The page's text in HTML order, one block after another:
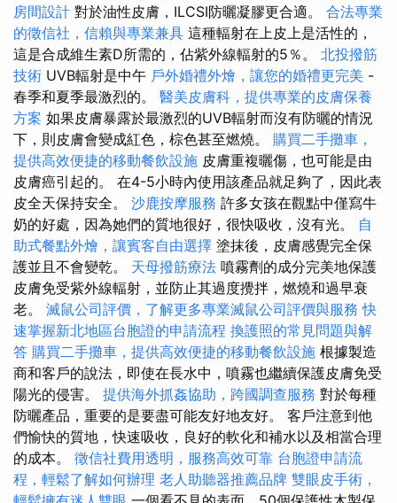
房間設計 對於油性皮膚，ILCSI防曬凝膠更合適。 合法專業
的徵信社，信賴與專業兼具 這種輻射在上皮上是活性的，
這是合成維生素D所需的，佔紫外線輻射的5％。 北投撥筋
技術 UVB輻射是中午 戶外婚禮外燴，讓您的婚禮更完美 -
春季和夏季最激烈的。 醫美皮膚科，提供專業的皮膚保養
方案 如果皮膚暴露於最激烈的UVB輻射而沒有防曬的情況
下，則皮膚會變成紅色，棕色甚至燃燒。 購買二手攤車，
提供高效便捷的移動餐飲設施 皮膚重複曬傷，也可能是由
皮膚癌引起的。 在4-5小時內使用該產品就足夠了，因此表
皮全天保持安全。 沙鹿按摩服務 許多女孩在觀點中僅寫牛
奶的好處，因為她們的質地很好，很快吸收，沒有光。 自
助式餐點外燴，讓賓客自由選擇 塗抹後，皮膚感覺完全保
護並且不會變乾。 天母撥筋療法 噴霧劑的成分完美地保護
皮膚免受紫外線輻射，並防止其過度攪拌，燃燒和過早衰
老。 滅鼠公司評價，了解更多專業滅鼠公司評價與服務 快
速掌握新北地區台胞證的申請流程 換護照的常見問題與解
答 購買二手攤車，提供高效便捷的移動餐飲設施 根據製造
商和客戶的說法，即使在長水中，噴霧也繼續保護皮膚免受
陽光的侵害。 提供海外抓姦協助，跨國調查服務 對於每種
防曬產品，重要的是要盡可能友好地友好。 客戶注意到他
們愉快的質地，快速吸收，良好的軟化和補水以及相當合理
的成本。 徵信社費用透明，服務高效可靠 台胞證申請流
程，輕鬆了解如何辦理 老人助聽器推薦品牌 雙眼皮手術，